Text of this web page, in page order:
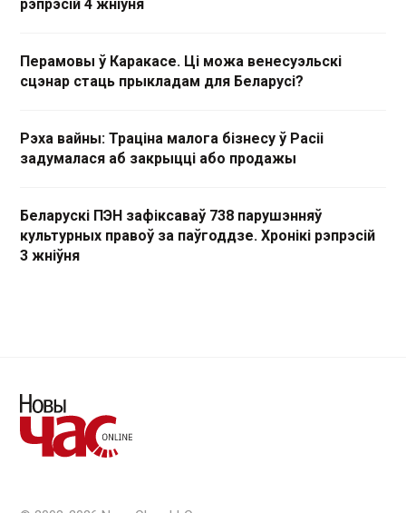
рэпрэсій 4 жніўня
Перамовы ў Каракасе. Ці можа венесуэльскі
сцэнар стаць прыкладам для Беларусі?
Рэха вайны: Траціна малога бізнесу ў Расіі
задумалася аб закрыцці або продажы
Беларускі ПЭН зафіксаваў 738 парушэнняў
культурных правоў за паўгоддзе. Хронікі рэпрэсій
3 жніўня